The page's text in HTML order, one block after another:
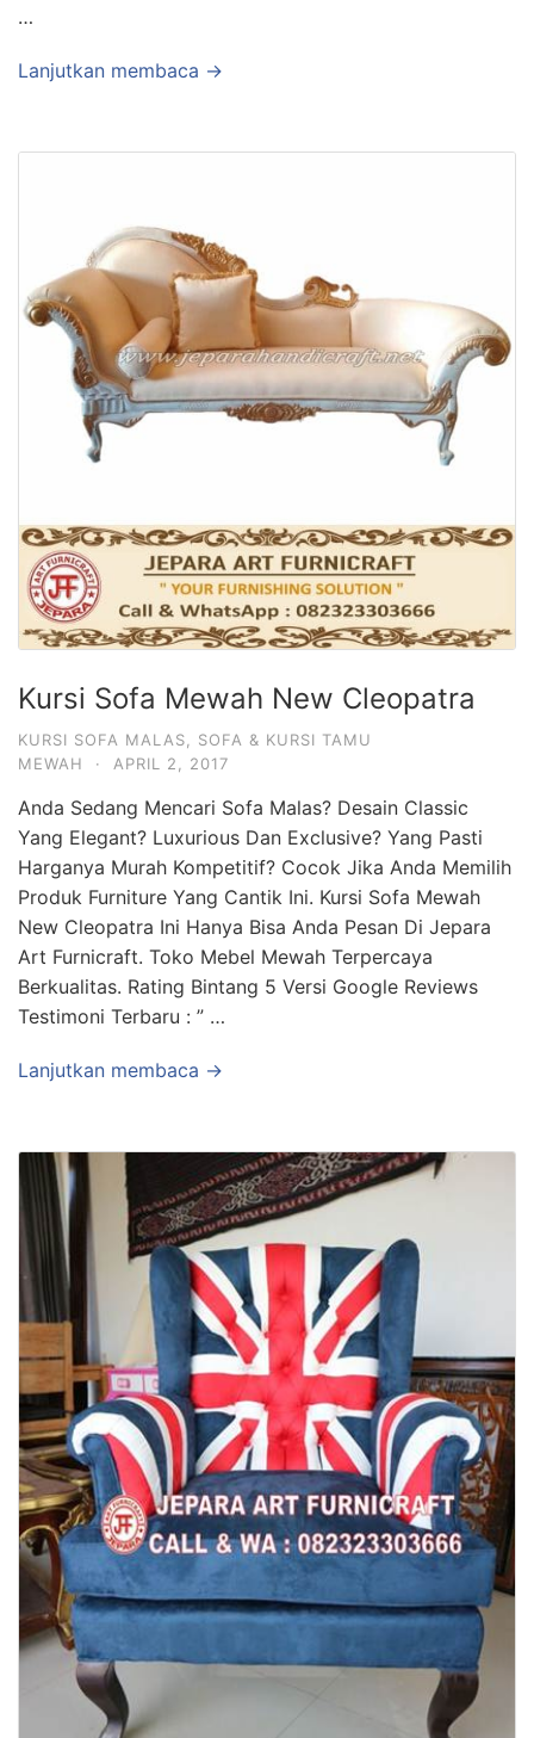
…
Lanjutkan membaca →
Kursi Sofa Mewah New Cleopatra
KURSI SOFA MALAS
SOFA & KURSI TAMU
MEWAH
· APRIL 2, 2017
Anda Sedang Mencari Sofa Malas? Desain Classic
Yang Elegant? Luxurious Dan Exclusive? Yang Pasti
Harganya Murah Kompetitif? Cocok Jika Anda Memilih
Produk Furniture Yang Cantik Ini. Kursi Sofa Mewah
New Cleopatra Ini Hanya Bisa Anda Pesan Di Jepara
Art Furnicraft. Toko Mebel Mewah Terpercaya
Berkualitas. Rating Bintang 5 Versi Google Reviews
Testimoni Terbaru : ” …
Lanjutkan membaca →